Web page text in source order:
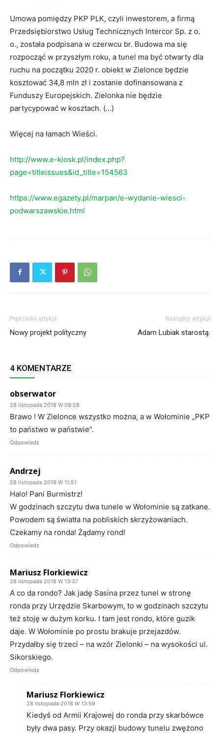
Umowa pomiędzy PKP PLK, czyli inwestorem, a firmą
Przedsiębiorstwo Usług Technicznych Intercor Sp. z o.
o., została podpisana w czerwcu br. Budowa ma się
rozpocząć w przyszłym roku, a tunel ma być otwarty dla
ruchu na początku 2020 r. obiekt w Zielonce będzie
kosztować 34,8 mln zł i zostanie dofinansowana z
Funduszy Europejskich. Zielonka nie będzie
partycypować w kosztach. (…)
Więcej na łamach Wieści.
http://www.e-kiosk.pl/index.php?
page=titleissues&id_title=154563
https://www.egazety.pl/marpan/e-wydanie-wiesci-
podwarszawskie.html
Poprzedni artykuł
Nowy projekt polityczny
Następny artykuł
Adam Lubiak starostą.
4 KOMENTARZE
obserwator
28 listopada 2018 W 09:28
Brawo ! W Zielonce wszystko można, a w Wołominie „PKP
to państwo w państwie”.
Odpowiedz
Andrzej
28 listopada 2018 W 11:51
Halo! Pani Burmistrz!
W godzinach szczytu dwa tunele w Wołominie są zatkane.
Powodem są światła na pobliskich skrzyżowaniach.
Czekamy na ronda! Żądamy rond!
Odpowiedz
Mariusz Florkiewicz
28 listopada 2018 W 13:37
A co da rondo? Jak jadę Sasina przez tunel w stronę
ronda przy Urzędzie Skarbowym, to w godzinach szczytu
też stoję w dużym korku. I tam jest rondo, które guzik
daje. W Wołominie po prostu brakuje przejazdów.
Przydałby się trzeci – na wzór Zielonki – na wysokości ul.
Sikorskiego.
Odpowiedz
Mariusz Florkiewicz
28 listopada 2018 W 13:59
Kiedyś od Armii Krajowej do ronda przy skarbówce
były dwa pasy. Przy okazji budowy tunelu zwężono